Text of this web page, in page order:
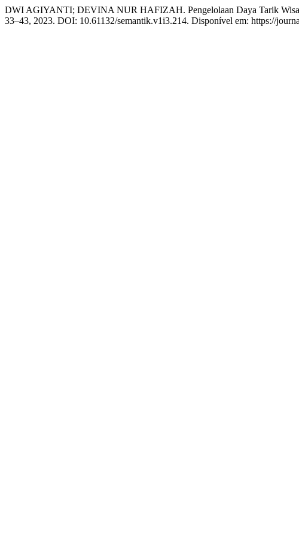
DWI AGIYANTI; DEVINA NUR HAFIZAH. Pengelolaan Daya Tarik
33–43, 2023. DOI: 10.61132/semantik.v1i3.214. Disponível em: https://